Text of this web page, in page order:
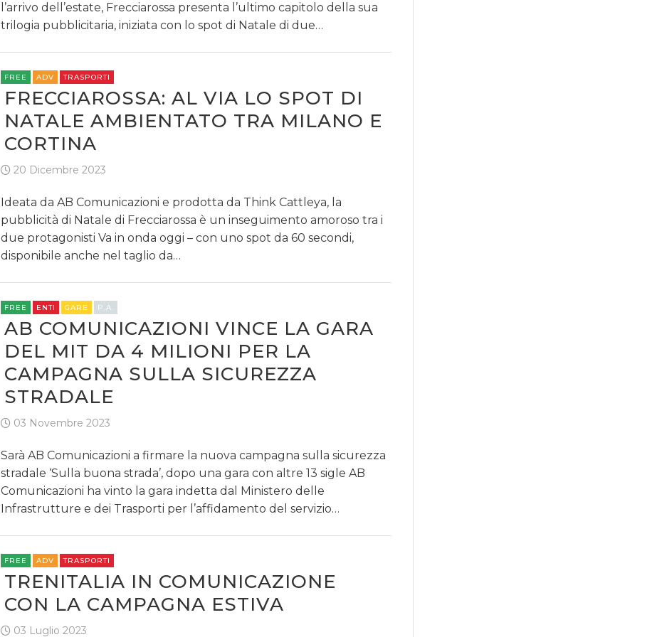
l’arrivo dell’estate, Frecciarossa presenta l’ultimo capitolo della sua
trilogia pubblicitaria, iniziata con lo spot di Natale di due…
FREE ADV TRASPORTI
FRECCIAROSSA: AL VIA LO SPOT DI
NATALE AMBIENTATO TRA MILANO E
CORTINA
20 Dicembre 2023
Ideata da AB Comunicazioni e prodotta da Think Cattleya, la
pubblicità di Natale di Frecciarossa è un inseguimento amoroso tra i
due protagonisti Va in onda oggi – con uno spot da 60 secondi,
disponibile anche nel taglio da…
FREE ENTI GARE P.A.
AB COMUNICAZIONI VINCE LA GARA
DEL MIT DA 4 MILIONI PER LA
CAMPAGNA SULLA SICUREZZA
STRADALE
03 Novembre 2023
Sarà AB Comunicazioni a firmare la nuova campagna sulla sicurezza
stradale ‘Sulla buona strada’, dopo una gara con altre 13 sigle AB
Comunicazioni ha vinto la gara indetta dal Ministero delle
Infrastrutture e dei Trasporti per l’affidamento del servizio…
FREE ADV TRASPORTI
TRENITALIA IN COMUNICAZIONE
CON LA CAMPAGNA ESTIVA
03 Luglio 2023